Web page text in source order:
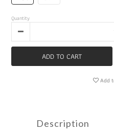
Quantity
ADD TO CART
Add
Description